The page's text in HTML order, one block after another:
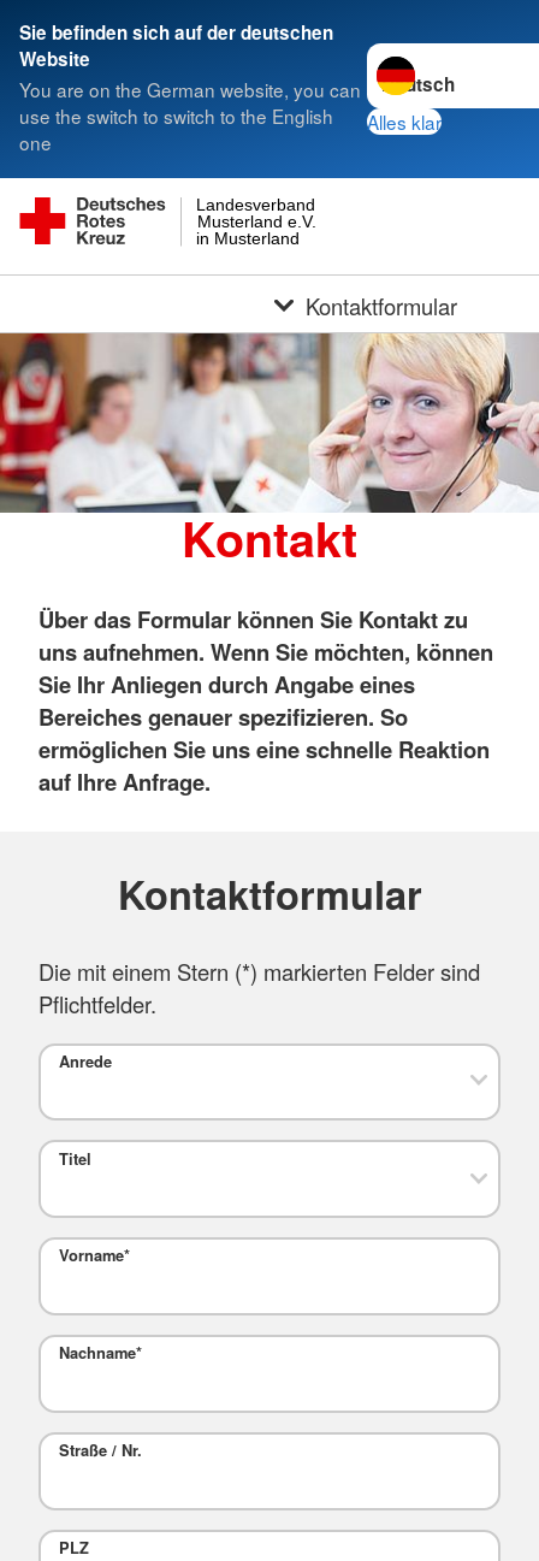
Sie befinden sich auf der deutschen
Website
You are on the German website, you can
use the switch to switch to the English
one
Sprache wechseln
Alles klar
in Musterland
Musterland e.V.
Landesverband
Kontaktformular
Kontakt
Über das Formular können Sie Kontakt zu
uns aufnehmen. Wenn Sie möchten, können
Sie Ihr Anliegen durch Angabe eines
Bereiches genauer spezifizieren. So
ermöglichen Sie uns eine schnelle Reaktion
auf Ihre Anfrage.
Kontaktformular
Die mit einem Stern (*) markierten Felder sind
Pflichtfelder.
Anrede
Titel
Vorname*
Nachname*
Straße / Nr.
PLZ